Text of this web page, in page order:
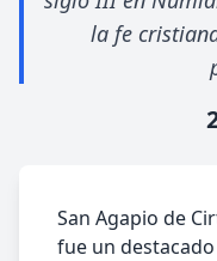
la fe
San Agapio de
fue un